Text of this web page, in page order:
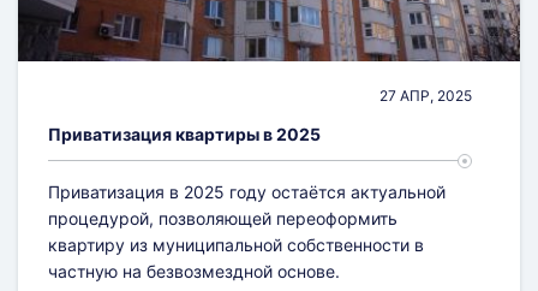
Согласование облика здания
Экспертиза объекта недвижимости
27 АПР, 2025
Приватизация квартиры в 2025
Приватизация в 2025 году остаётся актуальной
процедурой, позволяющей переоформить
квартиру из муниципальной собственности в
частную на безвозмездной основе.